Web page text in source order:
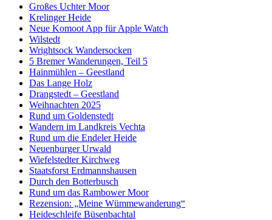
Großes Uchter Moor
Krelinger Heide
Neue Komoot App für Apple Watch
Wilstedt
Wrightsock Wandersocken
5 Bremer Wanderungen, Teil 5
Hainmühlen – Geestland
Das Lange Holz
Drangstedt – Geestland
Weihnachten 2025
Rund um Goldenstedt
Wandern im Landkreis Vechta
Rund um die Endeler Heide
Neuenburger Urwald
Wiefelstedter Kirchweg
Staatsforst Erdmannshausen
Durch den Botterbusch
Rund um das Rambower Moor
Rezension: „Meine Wümmewanderung“
Heideschleife Büsenbachtal